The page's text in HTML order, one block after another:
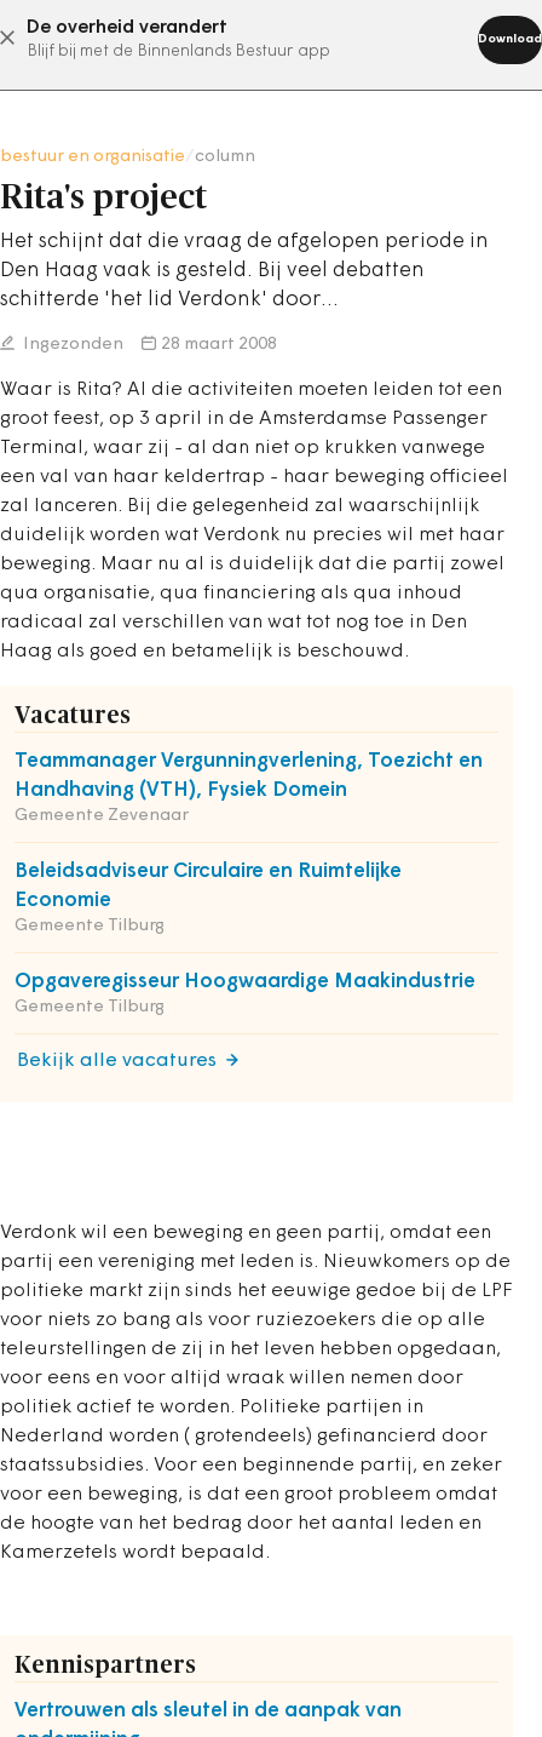
De overheid verandert
Blijf bij met de Binnenlands Bestuur app
Download
abonneer nu
bestuur en organisatie column
Rita's project
Het schijnt dat die vraag de afgelopen periode in
Den Haag vaak is gesteld. Bij veel debatten
schitterde 'het lid Verdonk' door…
Ingezonden 28 maart 2008
Waar is Rita? Al die activiteiten moeten leiden tot een
groot feest, op 3 april in de Amsterdamse Passenger
Terminal, waar zij - al dan niet op krukken vanwege
een val van haar keldertrap - haar beweging officieel
zal lanceren. Bij die gelegenheid zal waarschijnlijk
duidelijk worden wat Verdonk nu precies wil met haar
beweging. Maar nu al is duidelijk dat die partij zowel
qua organisatie, qua financiering als qua inhoud
radicaal zal verschillen van wat tot nog toe in Den
Haag als goed en betamelijk is beschouwd.
Vacatures
Teammanager Vergunningverlening, Toezicht en
Handhaving (VTH), Fysiek Domein
Gemeente Zevenaar
Beleidsadviseur Circulaire en Ruimtelijke
Economie
Gemeente Tilburg
Opgaveregisseur Hoogwaardige Maakindustrie
Gemeente Tilburg
Bekijk alle vacatures
Verdonk wil een beweging en geen partij, omdat een
partij een vereniging met leden is. Nieuwkomers op de
politieke markt zijn sinds het eeuwige gedoe bij de LPF
voor niets zo bang als voor ruziezoekers die op alle
teleurstellingen de zij in het leven hebben opgedaan,
voor eens en voor altijd wraak willen nemen door
politiek actief te worden. Politieke partijen in
Nederland worden ( grotendeels) gefinancierd door
staatssubsidies. Voor een beginnende partij, en zeker
voor een beweging, is dat een groot probleem omdat
de hoogte van het bedrag door het aantal leden en
Kamerzetels wordt bepaald.
Kennispartners
Vertrouwen als sleutel in de aanpak van